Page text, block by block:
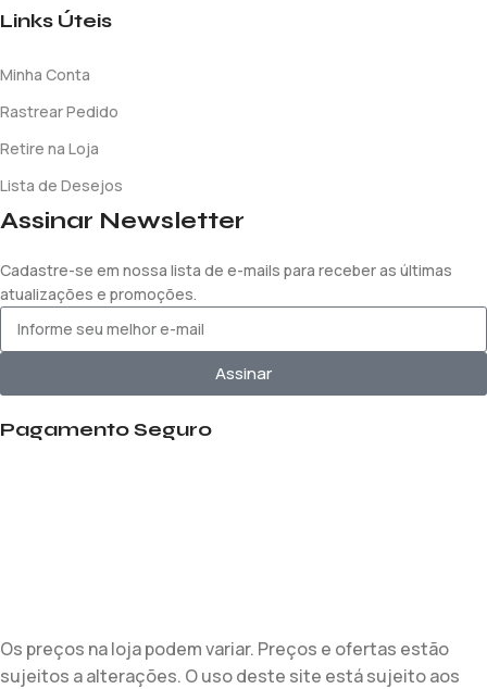
Links Úteis
Minha Conta
Rastrear Pedido
Retire na Loja
Lista de Desejos
Assinar Newsletter
Cadastre-se em nossa lista de e-mails para receber as últimas
atualizações e promoções.
Assinar
Pagamento Seguro
Os preços na loja podem variar. Preços e ofertas estão
sujeitos a alterações. O uso deste site está sujeito aos